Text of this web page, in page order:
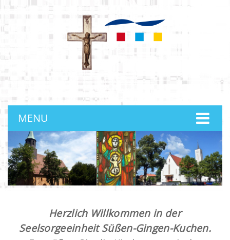
anmelden
MENU
Herzlich Willkommen in der
Seelsorgeeinheit Süßen-Gingen-Kuchen.